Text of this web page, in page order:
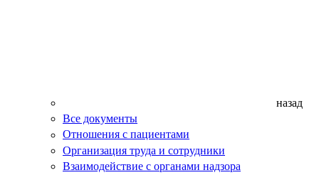
назад
Все документы
Отношения с пациентами
Организация труда и сотрудники
Взаимодействие с органами надзора